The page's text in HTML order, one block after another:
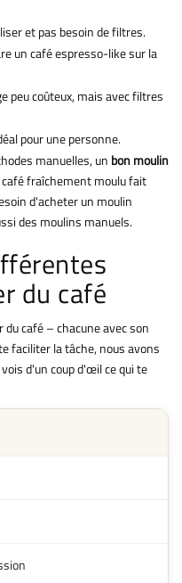
et pas besoin de filtres.
un café espresso-like sur la
peu coûteux, mais avec filtres
pour une personne.
manuelles, un bon moulin
fraîchement moulu fait
d'acheter un moulin
des moulins manuels.
du café
du café – chacune avec son
faciliter la tâche, nous avons
d'un coup d'œil ce qui te